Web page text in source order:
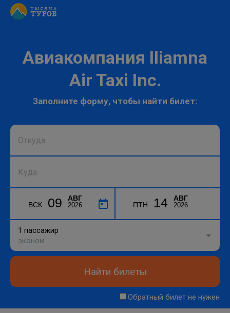
Авиакомпания Iliamna
Air Taxi Inc.
Заполните форму, чтобы найти билет:
ВСК 09 АВГ
2026 ПТН 14 АВГ
2026
1 пассажир
эконом
Найти билеты
Обратный билет не нужен